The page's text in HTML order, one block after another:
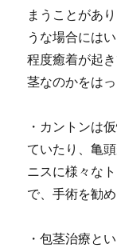
まうことがあ
うな場合には
程度癒着が起
茎なのかをは
・カントンは
ていたり、亀
ニスに様々な
で、手術を勧
・包茎治療と